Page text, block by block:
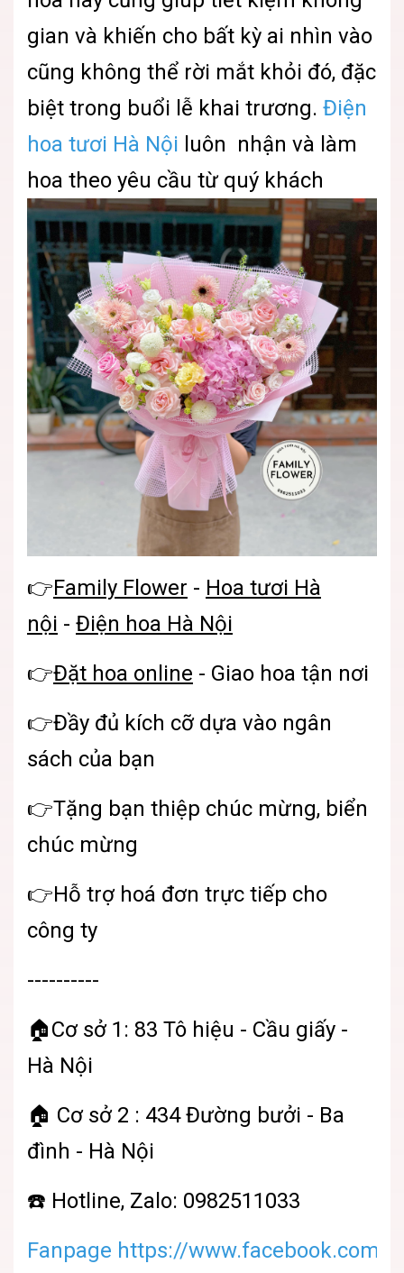
gian và khiến cho bất kỳ ai nhìn vào
cũng không thể rời mắt khỏi đó, đặc
biệt trong buổi lễ khai trương. Điện
hoa tươi Hà Nội luôn nhận và làm
hoa theo yêu cầu từ quý khách
👉Family Flower - Hoa tươi Hà
nội - Điện hoa Hà Nội
👉Đặt hoa online - Giao hoa tận nơi
👉Đầy đủ kích cỡ dựa vào ngân
sách của bạn
👉Tặng bạn thiệp chúc mừng, biển
chúc mừng
👉Hỗ trợ hoá đơn trực tiếp cho
công ty
----------
🏠Cơ sở 1: 83 Tô hiệu - Cầu giấy -
Hà Nội
🏠 Cơ sở 2 : 434 Đường bưởi - Ba
đình - Hà Nội
☎️ Hotline, Zalo: 0982511033
Fanpage https://www.facebook.com/